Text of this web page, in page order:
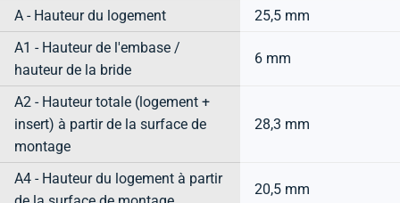
A - Hauteur du logement
25,5 mm
A1 - Hauteur de l'embase /
hauteur de la bride
6 mm
A2 - Hauteur totale (logement +
insert) à partir de la surface de
montage
28,3 mm
A4 - Hauteur du logement à partir
20,5 mm